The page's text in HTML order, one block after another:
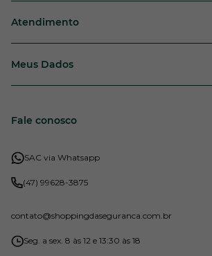
Atendimento
Meus Dados
Fale conosco
SAC via Whatsapp
(47) 99628-3875
contato@shoppingdaseguranca.com.br
Seg. a sex. 8 às 12 e 13:30 às 18